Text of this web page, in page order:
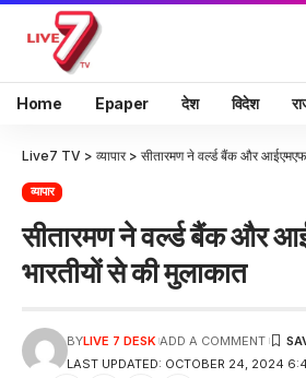
Home Epaper देश विदेश
Live7 TV > व्यापार> सीतारमण ने वर्ल्ड बैंक और आईएमएफ
व्यापार
सीतारमण ने वर्ल्ड बैंक और
भारतीयों से की मुलाकात
LAST UPDATED: OCTOBER 24, 2024
BYLIVE 7 DESK ADD A COMMENT